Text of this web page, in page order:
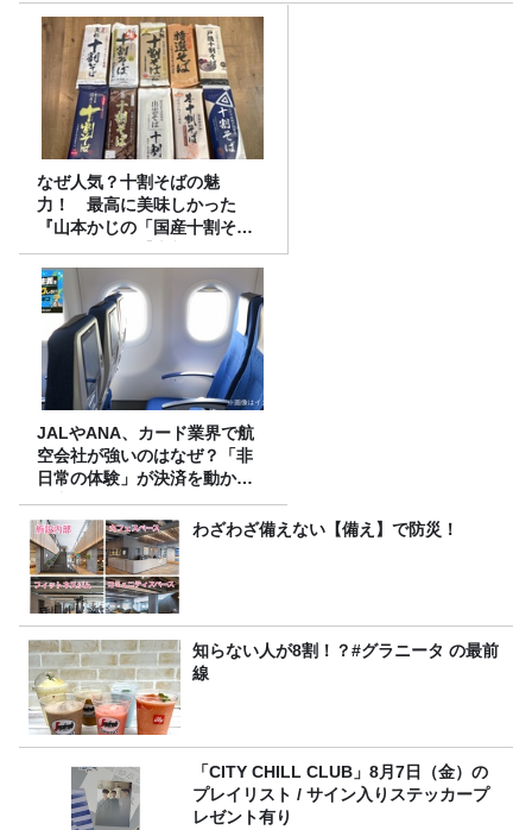
なぜ人気？十割そばの魅
力！ 最高に美味しかった
『山本かじの「国産十割そ
ば」』とは？【十割そば10種
食べ比べ】
JALやANA、カード業界で航
空会社が強いのはなぜ？「非
日常の体験」が決済を動かす
理由
わざわざ備えない【備え】で防災！
知らない人が8割！？#グラニータ の最前
線
「CITY CHILL CLUB」8月7日（金）の
プレイリスト / サイン入りステッカープ
レゼント有り